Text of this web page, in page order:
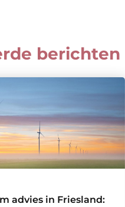
berichten
advies in Friesland: